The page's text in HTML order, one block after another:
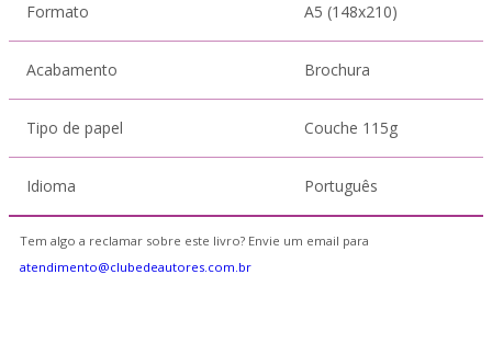
Formato A5 (148x210)
Acabamento Brochura
Tipo de papel Couche 115g
Idioma Português
Tem algo a reclamar sobre este livro? Envie um email para
atendimento@clubedeautores.com.br